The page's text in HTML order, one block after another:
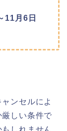
11月6日
ンセルによ
しい条件で
しれません